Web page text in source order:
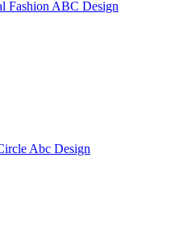
Fashion ABC Design
Abc Design